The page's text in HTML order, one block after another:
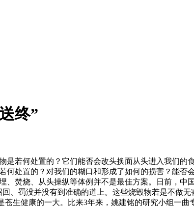
终”
若何处置的？它们能否会改头换面从头进入我们的
何处置的？对我们的糊口和形成了如何的损害？能
、焚烧、从头操纵等体例并不是最佳方案。日前，
、罚没并没有到准确的道上。这些烧毁物若是不做
生健康的一大。比来3年来，姚建铭的研究小组一